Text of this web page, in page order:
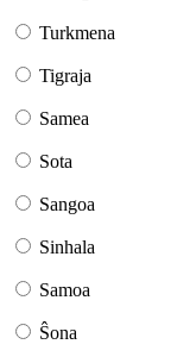
Turkmena
Tigraja
Samea
Sota
Sangoa
Sinhala
Samoa
Ŝona